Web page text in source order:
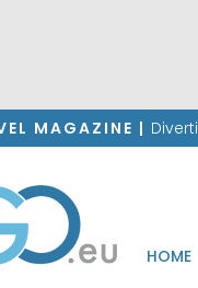
MAGAZINE |
HOME